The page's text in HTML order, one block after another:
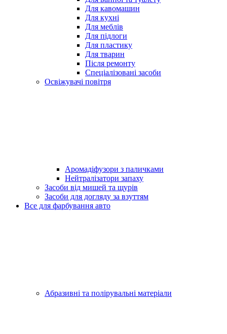
Для кавомашин
Для кухні
Для меблів
Для підлоги
Для пластику
Для тварин
Після ремонту
Спеціалізовані засоби
Освіжувачі повітря
Аромадіфузори з паличками
Нейтралізатори запаху
Засоби від мишей та щурів
Засоби для догляду за взуттям
Все для фарбування авто
Абразивні та полірувальні матеріали